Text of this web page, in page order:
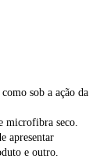
sob a ação da
microfibra seco.
apresentar
e outro.